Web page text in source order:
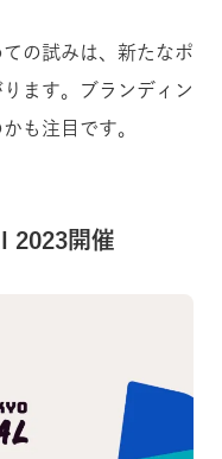
の試みは、新たなポ
ます。ブランディン
も注目です。
2023開催